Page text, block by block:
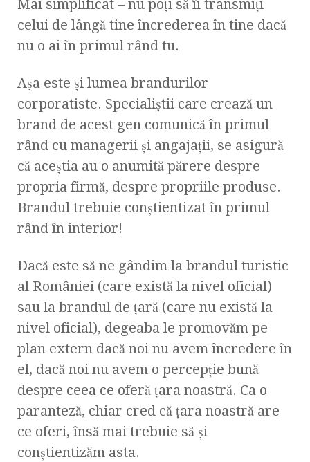
Mai simplificat – nu poţi să îi transmiţi
celui de lângă tine încrederea în tine dacă
nu o ai în primul rând tu.
Aşa este şi lumea brandurilor
corporatiste. Specialiştii care crează un
brand de acest gen comunică în primul
rând cu managerii şi angajaţii, se asigură
că aceştia au o anumită părere despre
propria firmă, despre propriile produse.
Brandul trebuie conştientizat în primul
rând în interior!
Dacă este să ne gândim la brandul turistic
al României (care există la nivel oficial)
sau la brandul de ţară (care nu există la
nivel oficial), degeaba le promovăm pe
plan extern dacă noi nu avem încredere în
el, dacă noi nu avem o percepţie bună
despre ceea ce oferă ţara noastră. Ca o
paranteză, chiar cred că ţara noastră are
ce oferi, însă mai trebuie să şi
conştientizăm asta.